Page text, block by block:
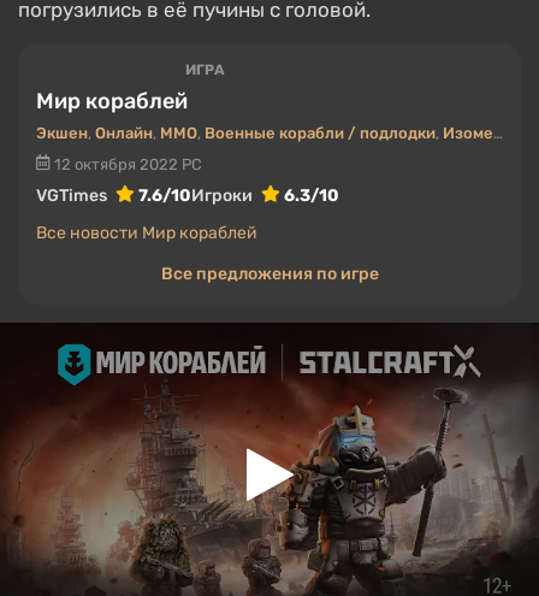
погрузились в её пучины с головой.
ИГРА
Мир кораблей
Экшен, Онлайн, MMO, Военные корабли / подлодки, Изометрия
12 октября 2022 PC
VGTimes 7.6/10Игроки
6.3/10
Все новости Мир кораблей
Все предложения по игре